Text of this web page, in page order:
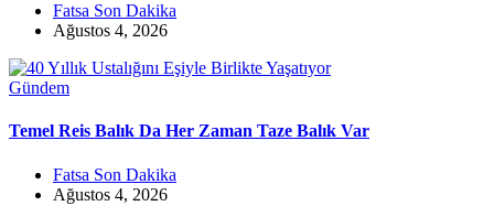
Fatsa Son Dakika
Ağustos 4, 2026
Gündem
Temel Reis Balık Da Her Zaman Taze Balık Var
Fatsa Son Dakika
Ağustos 4, 2026